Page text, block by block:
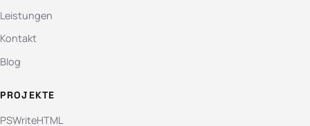
Leistungen
Kontakt
Blog
PROJEKTE
PSWriteHTML